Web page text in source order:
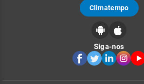
Climatempo
Siga-nos